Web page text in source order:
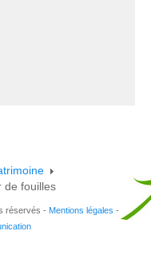
de fouilles
réservés - Mentions légales -